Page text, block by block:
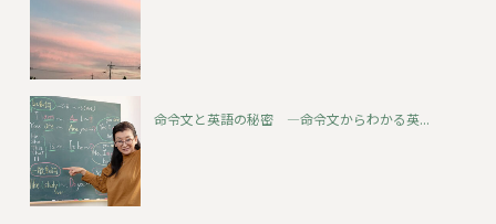
命令文と英語の秘密 ―命令文からわかる英...